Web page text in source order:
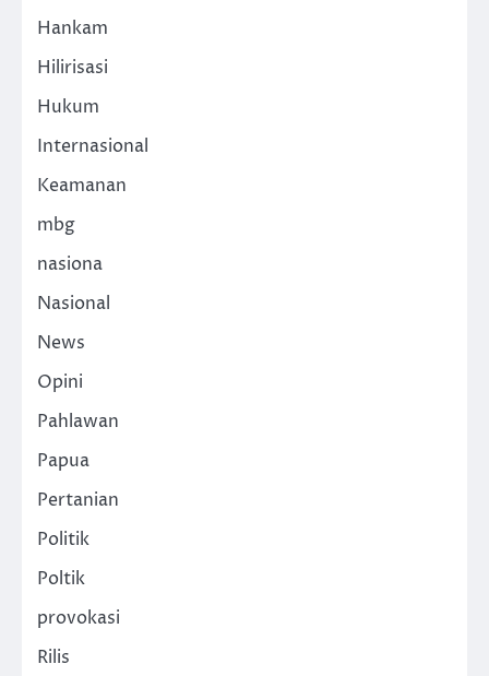
Hankam
Hilirisasi
Hukum
Internasional
Keamanan
mbg
nasiona
Nasional
News
Opini
Pahlawan
Papua
Pertanian
Politik
Poltik
provokasi
Rilis